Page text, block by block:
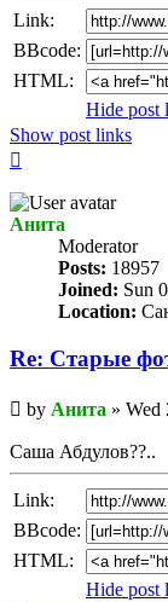
Link:
BBcode:
HTML:
Hide post
Show post links
Анита
Мoderator
Posts: 18957
Joined: Sun
Location:
Re: Старые
Unread
post
by Анита » Wed
Саша Абдулов??..
Link:
BBcode:
HTML:
Hide post